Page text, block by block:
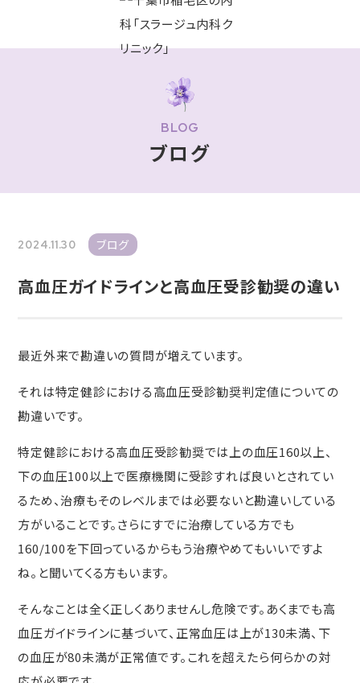
BLOG
ブログ
2024.11.30 ブログ
高血圧ガイドラインと高血圧受診勧奨の違い
最近外来で勘違いの質問が増えています。
それは特定健診における高血圧受診勧奨判定値についての
勘違いです。
特定健診における高血圧受診勧奨では上の血圧160以上、
下の血圧100以上で医療機関に受診すれば良いとされてい
るため、治療もそのレベルまでは必要ないと勘違いしている
方がいることです。さらにすでに治療している方でも
160/100を下回っているからもう治療やめてもいいですよ
ね。と聞いてくる方もいます。
そんなことは全く正しくありませんし危険です。あくまでも高
血圧ガイドラインに基づいて、正常血圧は上が130未満、下
の血圧が80未満が正常値です。これを超えたら何らかの対